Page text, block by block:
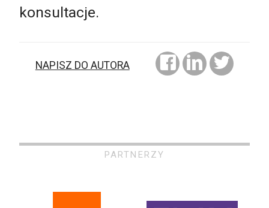
konsultacje.
NAPISZ DO AUTORA
PARTNERZY